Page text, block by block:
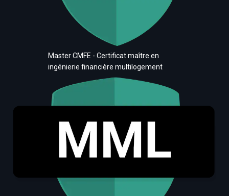
Master CMFE - Certificat maître en
ingénierie financière multilogement